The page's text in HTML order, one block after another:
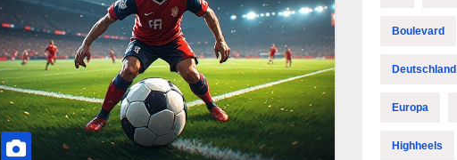
Boulevard
Deutschland
Europa
Highheels